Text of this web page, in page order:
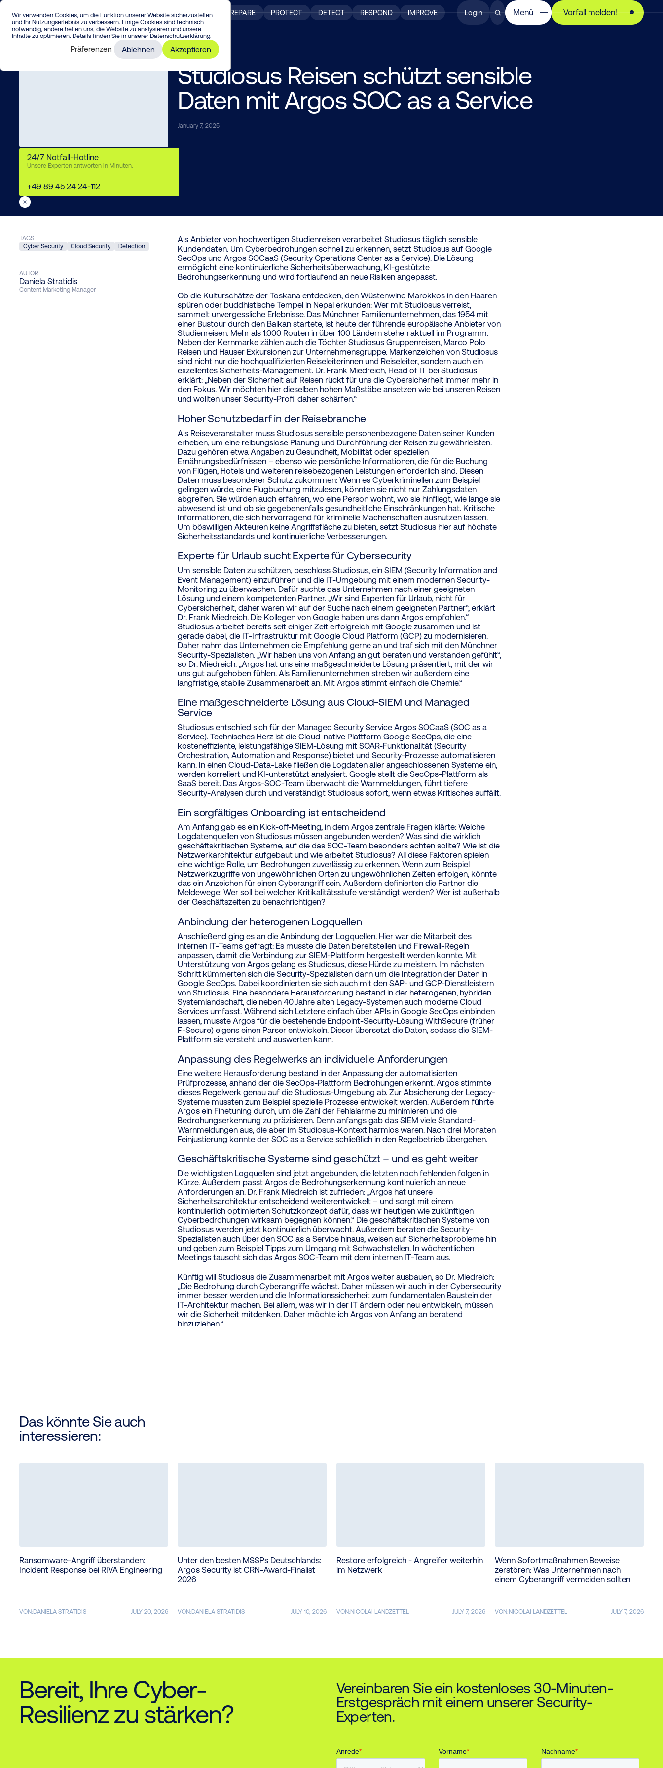
Wir verwenden Cookies, um die Funktion unserer Website sicherzustellen
und Ihr Nutzungserlebnis zu verbessern. Einige Cookies sind technisch
notwendig, andere helfen uns, die Website zu analysieren und unsere
Inhalte zu optimieren. Details finden Sie in unsererDatenschutzerklärung.
Präferenzen Ablehnen Akzeptieren
Enter PREPARE PROTECT DETECT RESPOND IMPROVE Login Menü Vorfall melden!
Studiosus Reisen schützt sensible
Daten mit Argos SOC as a Service
January 7, 2025
24/7 Notfall-Hotline
Unsere Experten antworten in Minuten.
+49 89 45 24 24-112
/ News/
TAGS
Cyber Security
Cloud Security Detection
AUTOR
Daniela Stratidis
Content Marketing Manager
Als Anbieter von hochwertigen Studienreisen verarbeitet Studiosus täglich sensible
Kundendaten. Um Cyberbedrohungen schnell zu erkennen, setzt Studiosus auf Google
SecOps und Argos SOCaaS (Security Operations Center as a Service). Die Lösung
ermöglicht eine kontinuierliche Sicherheitsüberwachung, KI-gestützte
Bedrohungserkennung und wird fortlaufend an neue Risiken angepasst.
Ob die Kulturschätze der Toskana entdecken, den Wüstenwind Marokkos in den Haaren
spüren oder buddhistische Tempel in Nepal erkunden: Wer mit Studiosus verreist,
sammelt unvergessliche Erlebnisse. Das Münchner Familienunternehmen, das 1954 mit
einer Bustour durch den Balkan startete, ist heute der führende europäische Anbieter von
Studienreisen. Mehr als 1.000 Routen in über 100 Ländern stehen aktuell im Programm.
Neben der Kernmarke zählen auch die Töchter Studiosus Gruppenreisen, Marco Polo
Reisen und Hauser Exkursionen zur Unternehmensgruppe. Markenzeichen von Studiosus
sind nicht nur die hochqualifizierten Reiseleiterinnen und Reiseleiter, sondern auch ein
exzellentes Sicherheits-Management. Dr. Frank Miedreich, Head of IT bei Studiosus
erklärt: „Neben der Sicherheit auf Reisen rückt für uns die Cybersicherheit immer mehr in
den Fokus. Wir möchten hier dieselben hohen Maßstäbe ansetzen wie bei unseren Reisen
und wollten unser Security-Profil daher schärfen.“
Hoher Schutzbedarf in der Reisebranche
Als Reiseveranstalter muss Studiosus sensible personenbezogene Daten seiner Kunden
erheben, um eine reibungslose Planung und Durchführung der Reisen zu gewährleisten.
Dazu gehören etwa Angaben zu Gesundheit, Mobilität oder speziellen
Ernährungsbedürfnissen – ebenso wie persönliche Informationen, die für die Buchung
von Flügen, Hotels und weiteren reisebezogenen Leistungen erforderlich sind. Diesen
Daten muss besonderer Schutz zukommen: Wenn es Cyberkriminellen zum Beispiel
gelingen würde, eine Flugbuchung mitzulesen, könnten sie nicht nur Zahlungsdaten
abgreifen. Sie würden auch erfahren, wo eine Person wohnt, wo sie hinfliegt, wie lange sie
abwesend ist und ob sie gegebenenfalls gesundheitliche Einschränkungen hat. Kritische
Informationen, die sich hervorragend für kriminelle Machenschaften ausnutzen lassen.
Um böswilligen Akteuren keine Angriffsfläche zu bieten, setzt Studiosus hier auf höchste
Sicherheitsstandards und kontinuierliche Verbesserungen.
Experte für Urlaub sucht Experte für Cybersecurity
Um sensible Daten zu schützen, beschloss Studiosus, ein SIEM (Security Information and
Event Management) einzuführen und die IT-Umgebung mit einem modernen Security-
Monitoring zu überwachen. Dafür suchte das Unternehmen nach einer geeigneten
Lösung und einem kompetenten Partner. „Wir sind Experten für Urlaub, nicht für
Cybersicherheit, daher waren wir auf der Suche nach einem geeigneten Partner“, erklärt
Dr. Frank Miedreich. Die Kollegen von Google haben uns dann Argos empfohlen.“
Studiosus arbeitet bereits seit einiger Zeit erfolgreich mit Google zusammen und ist
gerade dabei, die IT-Infrastruktur mit Google Cloud Platform (GCP) zu modernisieren.
Daher nahm das Unternehmen die Empfehlung gerne an und traf sich mit den Münchner
Security-Spezialisten. „Wir haben uns von Anfang an gut beraten und verstanden gefühlt“,
so Dr. Miedreich. „Argos hat uns eine maßgeschneiderte Lösung präsentiert, mit der wir
uns gut aufgehoben fühlen. Als Familienunternehmen streben wir außerdem eine
langfristige, stabile Zusammenarbeit an. Mit Argos stimmt einfach die Chemie.“
Eine maßgeschneiderte Lösung aus Cloud-SIEM und Managed
Service
Studiosus entschied sich für den Managed Security Service Argos SOCaaS (SOC as a
Service). Technisches Herz ist die Cloud-native Plattform Google SecOps, die eine
kosteneffiziente, leistungsfähige SIEM-Lösung mit SOAR-Funktionalität (Security
Orchestration, Automation and Response) bietet und Security-Prozesse automatisieren
kann. In einen Cloud-Data-Lake fließen die Logdaten aller angeschlossenen Systeme ein,
werden korreliert und KI-unterstützt analysiert. Google stellt die SecOps-Plattform als
SaaS bereit. Das Argos-SOC-Team überwacht die Warnmeldungen, führt tiefere
Security-Analysen durch und verständigt Studiosus sofort, wenn etwas Kritisches auffällt.
Ein sorgfältiges Onboarding ist entscheidend
Am Anfang gab es ein Kick-off-Meeting, in dem Argos zentrale Fragen klärte: Welche
Logdatenquellen von Studiosus müssen angebunden werden? Was sind die wirklich
geschäftskritischen Systeme, auf die das SOC-Team besonders achten sollte? Wie ist die
Netzwerkarchitektur aufgebaut und wie arbeitet Studiosus? All diese Faktoren spielen
eine wichtige Rolle, um Bedrohungen zuverlässig zu erkennen. Wenn zum Beispiel
Netzwerkzugriffe von ungewöhnlichen Orten zu ungewöhnlichen Zeiten erfolgen, könnte
das ein Anzeichen für einen Cyberangriff sein. Außerdem definierten die Partner die
Meldewege: Wer soll bei welcher Kritikalitätsstufe verständigt werden? Wer ist außerhalb
der Geschäftszeiten zu benachrichtigen?
Anbindung der heterogenen Logquellen
Anschließend ging es an die Anbindung der Logquellen. Hier war die Mitarbeit des
internen IT-Teams gefragt: Es musste die Daten bereitstellen und Firewall-Regeln
anpassen, damit die Verbindung zur SIEM-Plattform hergestellt werden konnte. Mit
Unterstützung von Argos gelang es Studiosus, diese Hürde zu meistern. Im nächsten
Schritt kümmerten sich die Security-Spezialisten dann um die Integration der Daten in
Google SecOps. Dabei koordinierten sie sich auch mit den SAP- und GCP-Dienstleistern
von Studiosus. Eine besondere Herausforderung bestand in der heterogenen, hybriden
Systemlandschaft, die neben 40 Jahre alten Legacy-Systemen auch moderne Cloud
Services umfasst. Während sich Letztere einfach über APIs in Google SecOps einbinden
lassen, musste Argos für die bestehende Endpoint-Security-Lösung WithSecure (früher
F-Secure) eigens einen Parser entwickeln. Dieser übersetzt die Daten, sodass die SIEM-
Plattform sie versteht und auswerten kann.
Anpassung des Regelwerks an individuelle Anforderungen
Eine weitere Herausforderung bestand in der Anpassung der automatisierten
Prüfprozesse, anhand der die SecOps-Plattform Bedrohungen erkennt. Argos stimmte
dieses Regelwerk genau auf die Studiosus-Umgebung ab. Zur Absicherung der Legacy-
Systeme mussten zum Beispiel spezielle Prozesse entwickelt werden. Außerdem führte
Argos ein Finetuning durch, um die Zahl der Fehlalarme zu minimieren und die
Bedrohungserkennung zu präzisieren. Denn anfangs gab das SIEM viele Standard-
Warnmeldungen aus, die aber im Studiosus-Kontext harmlos waren. Nach drei Monaten
Feinjustierung konnte der SOC as a Service schließlich in den Regelbetrieb übergehen.
Geschäftskritische Systeme sind geschützt – und es geht weiter
Die wichtigsten Logquellen sind jetzt angebunden, die letzten noch fehlenden folgen in
Kürze. Außerdem passt Argos die Bedrohungserkennung kontinuierlich an neue
Anforderungen an. Dr. Frank Miedreich ist zufrieden: „Argos hat unsere
Sicherheitsarchitektur entscheidend weiterentwickelt – und sorgt mit einem
kontinuierlich optimierten Schutzkonzept dafür, dass wir heutigen wie zukünftigen
Cyberbedrohungen wirksam begegnen können.“ Die geschäftskritischen Systeme von
Studiosus werden jetzt kontinuierlich überwacht. Außerdem beraten die Security-
Spezialisten auch über den SOC as a Service hinaus, weisen auf Sicherheitsprobleme hin
und geben zum Beispiel Tipps zum Umgang mit Schwachstellen. In wöchentlichen
Meetings tauscht sich das Argos SOC-Team mit dem internen IT-Team aus.
Künftig will Studiosus die Zusammenarbeit mit Argos weiter ausbauen, so Dr. Miedreich:
„Die Bedrohung durch Cyberangriffe wächst. Daher müssen wir auch in der Cybersecurity
immer besser werden und die Informationssicherheit zum fundamentalen Baustein der
IT-Architektur machen. Bei allem, was wir in der IT ändern oder neu entwickeln, müssen
wir die Sicherheit mitdenken. Daher möchte ich Argos von Anfang an beratend
hinzuziehen.“
Das könnte Sie auch
interessieren:
Ransomware-Angriff überstanden:
Incident Response bei RIVA Engineering
VON:DANIELA STRATIDIS JULY 20, 2026
Unter den besten MSSPs Deutschlands:
Argos Security ist CRN-Award-Finalist
2026
VON:DANIELA STRATIDIS JULY 10, 2026
Restore erfolgreich - Angreifer weiterhin
im Netzwerk
VON:NICOLAI LANDZETTEL JULY 7, 2026
Wenn Sofortmaßnahmen Beweise
zerstören: Was Unternehmen nach
einem Cyberangriff vermeiden sollten
VON:NICOLAI LANDZETTEL JULY 7, 2026
Bereit, Ihre Cyber-
Resilienz zu stärken?
Vereinbaren Sie ein kostenloses 30-Minuten-
Erstgespräch mit einem unserer Security-
Experten.